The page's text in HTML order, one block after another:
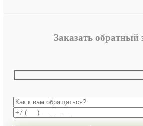
Заказать обратный